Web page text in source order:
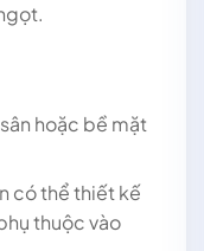
hoặc bề mặt
có thể thiết kế
thuộc vào